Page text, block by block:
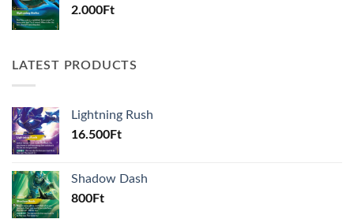
2.000Ft
LATEST PRODUCTS
Lightning Rush
16.500Ft
Shadow Dash
800Ft